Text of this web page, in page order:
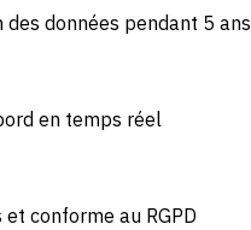
des données pendant 5 ans
en temps réel
et conforme au RGPD